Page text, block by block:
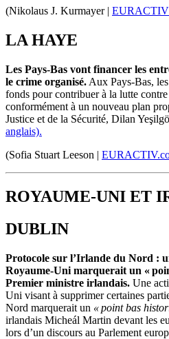
(Nikolaus J. Kurmayer | EURACTIV
LA HAYE
Les Pays-Bas vont financer les
le crime organisé. Aux Pays-Bas,
fonds pour contribuer à la lutte
conformément à un nouveau plan
Justice et de la Sécurité, Dilan
anglais).
(Sofia Stuart Leeson |
ROYAUME-UNI ET
DUBLIN
Protocole sur l’Irlande du Nord :
Royaume-Uni marquerait un «
Premier ministre irlandais. Une
Uni visant à supprimer certaines
Nord marquerait un « point bas
irlandais Micheál Martin devant les
lors d’un discours au Parlement